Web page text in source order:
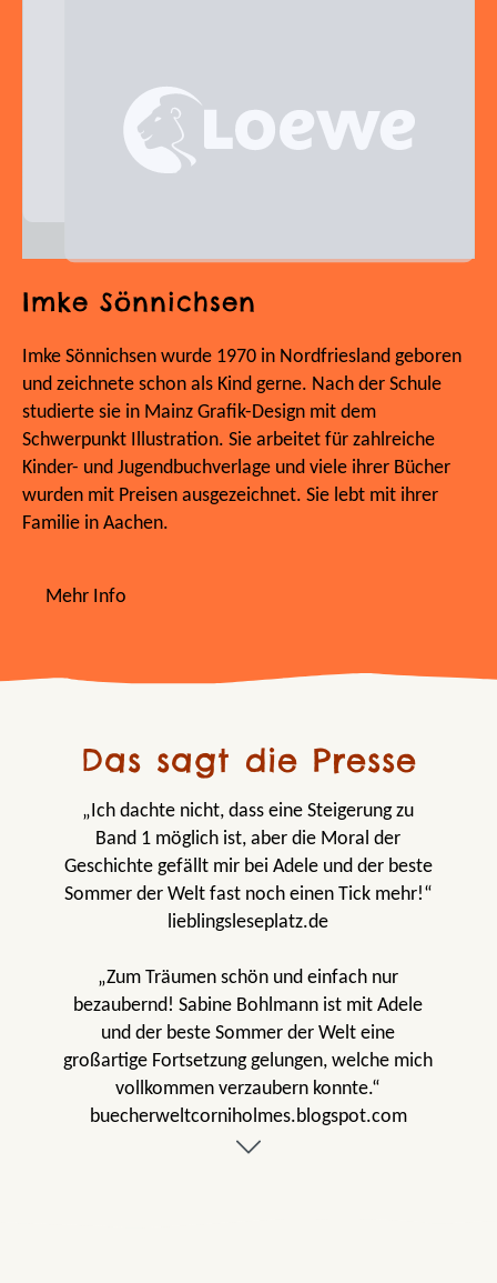
Imke Sönnichsen
Imke Sönnichsen wurde 1970 in Nordfriesland geboren
und zeichnete schon als Kind gerne. Nach der Schule
studierte sie in Mainz Grafik-Design mit dem
Schwerpunkt Illustration. Sie arbeitet für zahlreiche
Kinder- und Jugendbuchverlage und viele ihrer Bücher
wurden mit Preisen ausgezeichnet. Sie lebt mit ihrer
Familie in Aachen.
Mehr Info
Das sagt die Presse
„Ich dachte nicht, dass eine Steigerung zu
Band 1 möglich ist, aber die Moral der
Geschichte gefällt mir bei Adele und der beste
Sommer der Welt fast noch einen Tick mehr!“
lieblingsleseplatz.de
„Zum Träumen schön und einfach nur
bezaubernd! Sabine Bohlmann ist mit Adele
und der beste Sommer der Welt eine
großartige Fortsetzung gelungen, welche mich
vollkommen verzaubern konnte.“
buecherweltcorniholmes.blogspot.com